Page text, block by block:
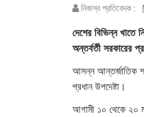
নিজস্ব প্রতিবেদক :
দেশের বিভিন্ন খাতে
অন্তর্বর্তী সরকারের
আসন্ন আন্তর্জাতিক
প্রধান উপদেষ্টা।
আগামী ১০ থেকে ২০